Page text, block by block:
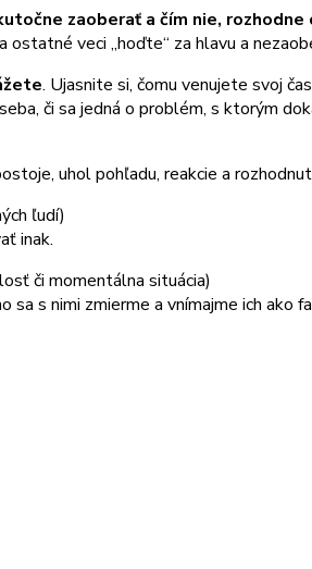
zaoberať a čím nie,
a ostatné veci „hoďte“ za hlavu a
. Ujasnite si, čomu venujete svoj
či sa jedná o problém, s ktorým
uhol pohľadu, reakcie a
ľudí)
inak.
či momentálna situácia)
sa s nimi zmierme a vnímajme ich ako